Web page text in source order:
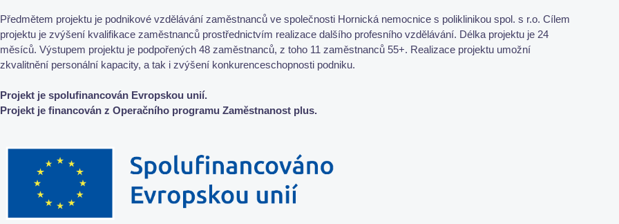
Předmětem projektu je podnikové vzdělávání zaměstnanců ve společnosti Hornická nemocnice s poliklinikou spol. s r.o. Cílem
projektu je zvýšení kvalifikace zaměstnanců prostřednictvím realizace dalšího profesního vzdělávání. Délka projektu je 24
měsíců. Výstupem projektu je podpořených 48 zaměstnanců, z toho 11 zaměstnanců 55+. Realizace projektu umožní
zkvalitnění personální kapacity, a tak i zvýšení konkurenceschopnosti podniku.
Projekt je spolufinancován Evropskou unií.
Projekt je financován z Operačního programu Zaměstnanost plus.